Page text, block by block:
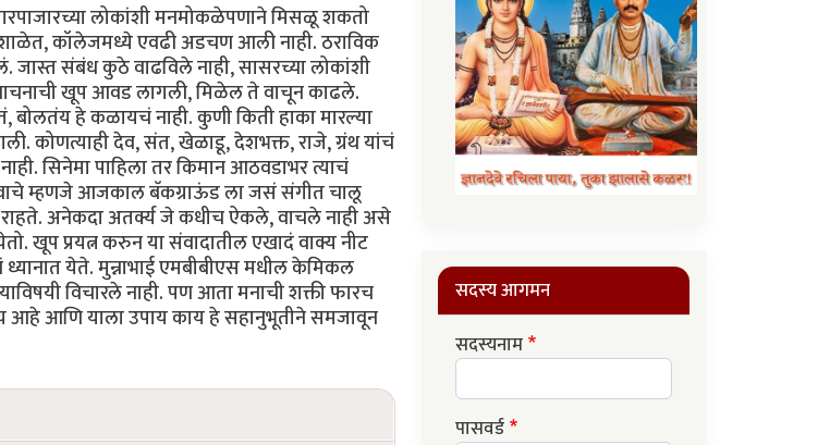
लोकांशी मनमोकळेपणाने मिसळू शकतो
शाळेत, कॉलेजमध्ये एवढी अडचण आली नाही. ठराविक
संबंध कुठे वाढविले नाही, सासरच्या लोकांशी
खूप आवड लागली, मिळेल ते वाचून काढले.
हे कळायचं नाही. कुणी किती हाका मारल्या
कोणत्याही देव, संत, खेळाडू, देशभक्त, राजे, ग्रंथ यांचं
सिनेमा पाहिला तर किमान आठवडाभर त्याचं
म्हणजे आजकाल बॅकग्राऊंड ला जसं संगीत चालू
अनेकदा अतर्क्य जे कधीच ऐकले, वाचले नाही असे
खूप प्रयत्न करुन या संवादातील एखादं वाक्य नीट
येते. मुन्नाभाई एमबीबीएस मधील केमिकल
विचारले नाही. पण आता मनाची शक्ती फारच
आहे आणि याला उपाय काय हे सहानुभूतीने समजावून
सदस्य आगमन
सदस्यनाम
पासवर्ड